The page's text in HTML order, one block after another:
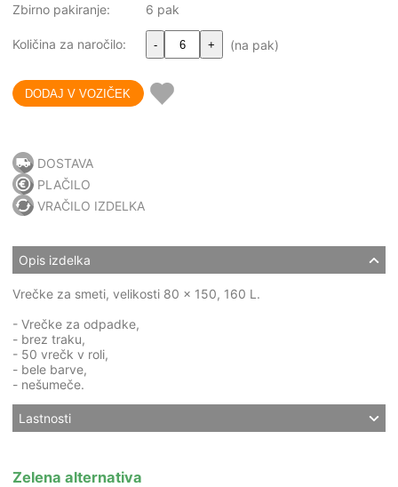
Zbirno pakiranje:
6 pak
Količina za naročilo: - + (na pak)
DOSTAVA
PLAČILO
VRAČILO IZDELKA
Opis izdelka
Vrečke za smeti, velikosti 80 x 150, 160 L.
- Vrečke za odpadke,
- brez traku,
- 50 vrečk v roli,
- bele barve,
- nešumeče.
Lastnosti
Zelena alternativa